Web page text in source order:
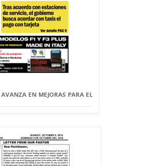
EN MEJORAS PARA EL